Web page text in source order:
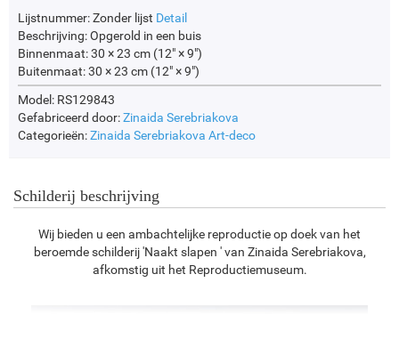
Lijstnummer:Zonder lijst Detail
Beschrijving:Opgerold in een buis
Binnenmaat:30 × 23 cm (12" × 9")
Buitenmaat:30 × 23 cm (12" × 9")
Model: RS129843
Gefabriceerd door:Zinaida Serebriakova
Categorieën:Zinaida Serebriakova Art-deco
Schilderij beschrijving
Wij bieden u een ambachtelijke reproductie op doek van het
beroemde schilderij 'Naakt slapen ' van Zinaida Serebriakova,
afkomstig uit het Reproductiemuseum.